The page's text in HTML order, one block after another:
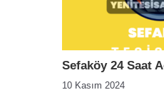
Sefaköy 24 Saat
10 Kasım 2024